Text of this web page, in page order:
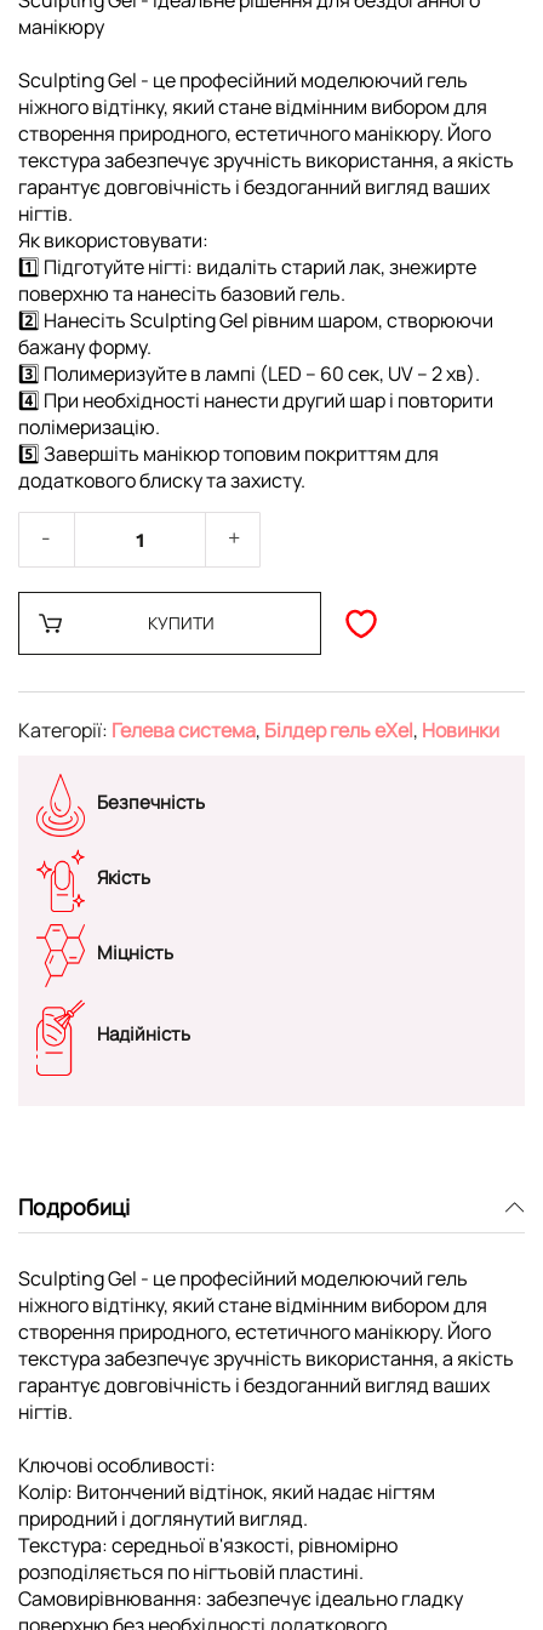
манікюру
Sculpting Gel - це професійний моделюючий гель
ніжного відтінку, який стане відмінним вибором для
створення природного, естетичного манікюру. Його
текстура забезпечує зручність використання, а якість
гарантує довговічність і бездоганний вигляд ваших
нігтів.
Як використовувати:
1️⃣ Підготуйте нігті: видаліть старий лак, знежирте
поверхню та нанесіть базовий гель.
2️⃣ Нанесіть Sculpting Gel рівним шаром, створюючи
бажану форму.
3️⃣ Полимеризуйте в лампі (LED – 60 сек, UV – 2 хв).
4️⃣ При необхідності нанести другий шар і повторити
полімеризацію.
5️⃣ Завершіть манікюр топовим покриттям для
додаткового блиску та захисту.
КУПИТИ
Категорії: Гелева система, Білдер гель eXel, Новинки
Безпечність
Якість
Міцність
Надійність
Подробиці
Sculpting Gel - це професійний моделюючий гель
ніжного відтінку, який стане відмінним вибором для
створення природного, естетичного манікюру. Його
текстура забезпечує зручність використання, а якість
гарантує довговічність і бездоганний вигляд ваших
нігтів.
Ключові особливості:
Колір: Витончений відтінок, який надає нігтям
природний і доглянутий вигляд.
Текстура: середньої в'язкості, рівномірно
розподіляється по нігтьовій пластині.
Самовирівнювання: забезпечує ідеально гладку